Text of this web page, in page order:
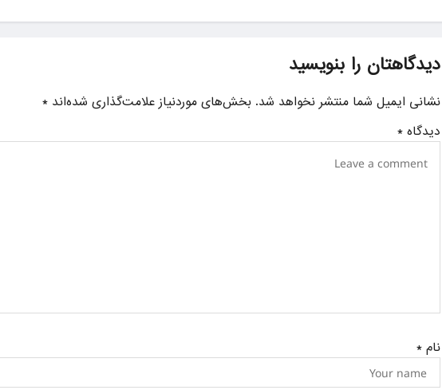
t
n
a
i
n
دیدگاهتان را بنویسید
نشانی ایمیل شما منتشر نخواهد شد. بخش‌های موردنیاز علامت‌گذاری شده‌اند*
دیدگاه*
نام*